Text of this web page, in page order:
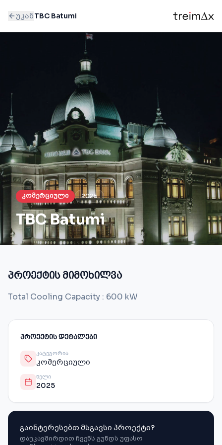
უკანTBC Batumi
კომერციული 2025
TBC Batumi
პროექტის მიმოხილვა
Total Cooling Capacity : 600 kW
ᲞᲠᲝᲔᲥᲢᲘᲡ ᲓᲔᲢᲐᲚᲔᲑᲘ
ᲙᲐᲢᲔᲒᲝᲠᲘᲐ
კომერციული
ᲬᲔᲚᲘ
2025
გაინტერესებთ მსგავსი პროექტი?
დაუკავშირდით ჩვენს გუნდს უფასო